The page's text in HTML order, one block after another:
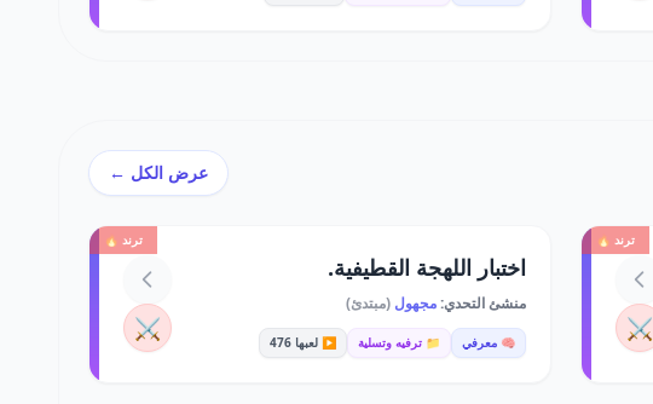
عرض الكل ←
ترند 🔥
⚔️
ترند 🔥
اختبار اللهجة القطيفية.
منشئ التحدي:مجهول (مبتدئ)
🧠 معرفي 📁 ترفيه وتسلية ▶️ لعبها 476 ⚔️